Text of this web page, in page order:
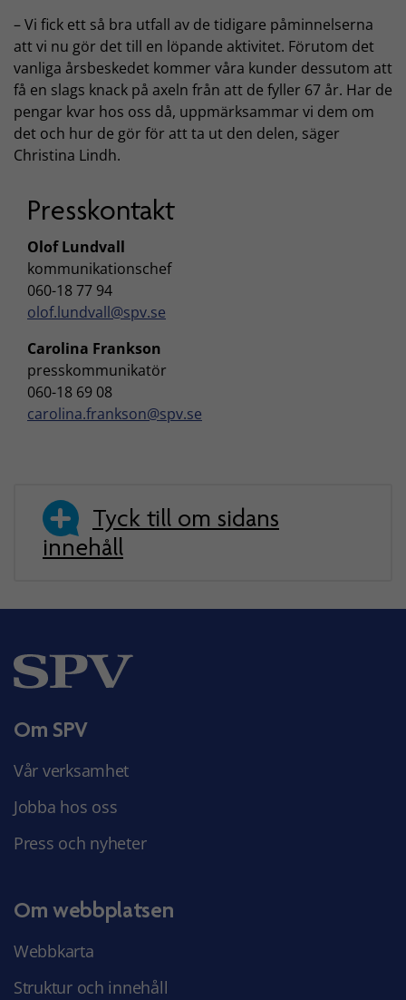
– Vi fick ett så bra utfall av de tidigare påminnelserna
att vi nu gör det till en löpande aktivitet. Förutom det
vanliga årsbeskedet kommer våra kunder dessutom att
få en slags knack på axeln från att de fyller 67 år. Har de
pengar kvar hos oss då, uppmärksammar vi dem om
det och hur de gör för att ta ut den delen, säger
Christina Lindh.
Presskontakt
Olof Lundvall
kommunikationschef
060-18 77 94
olof.lundvall@spv.se
Carolina Frankson
presskommunikatör
060-18 69 08
carolina.frankson@spv.se
Tyck till om sidans
innehåll
Om SPV
Vår verksamhet
Jobba hos oss
Press och nyheter
Om webbplatsen
Webbkarta
Struktur och innehåll